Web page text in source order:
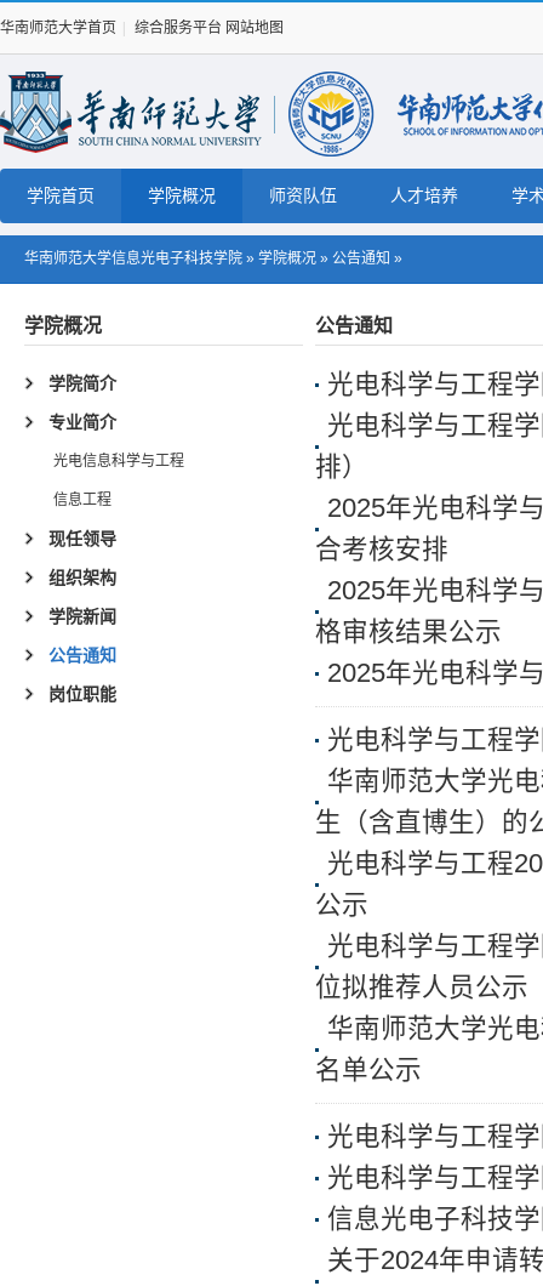
华南师范大学首页 综合服务平台 网站地图
学院首页 学院概况 师资队伍 人才培养 学
华南师范大学信息光电子科技学院 » 学院概况 » 公告通知 »
学院概况
学院简介
专业简介
光电信息科学与工程
信息工程
现任领导
组织架构
学院新闻
公告通知
岗位职能
公告通知
光电科学与工程
光电科学与工程
排）
2025年光电科学
合考核安排
2025年光电科学
格审核结果公示
2025年光电科学
光电科学与工程
华南师范大学光
生（含直博生）的
光电科学与工程
公示
光电科学与工程
位拟推荐人员公示
华南师范大学光
名单公示
光电科学与工程
光电科学与工程
信息光电子科技
关于2024年申请